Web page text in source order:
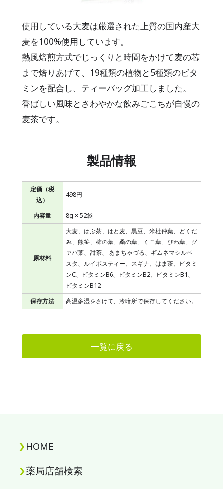
使用している大麦は厳選された上質の国内産大
麦を100%使用しています。
熱風焙煎方式でじっくりと時間をかけて麦の芯
まで焙りあげて、19種類の植物と5種類のビタ
ミンを配合し、ティーバッグ加工しました。
香ばしい風味とさわやかな飲みごこちが自慢の
麦茶です。
製品情報
定価（税
込）
498円
内容量 8g × 52袋
原材料
大麦、はぶ茶、はと麦、黒豆、米杜仲葉、どくだ
み、熊笹、柿の葉、桑の葉、くこ葉、びわ葉、グ
ァバ葉、甜茶、 あまちゃづる、ギムネマシルベ
スタ、ルイボスティー、スギナ、はま茶、ビタミ
ンC、ビタミンB6、ビタミンB2、ビタミンB1、
ビタミンB12
保存方法
高温多湿をさけて、冷暗所で保存してください。
一覧に戻る
HOME
薬局店舗検索